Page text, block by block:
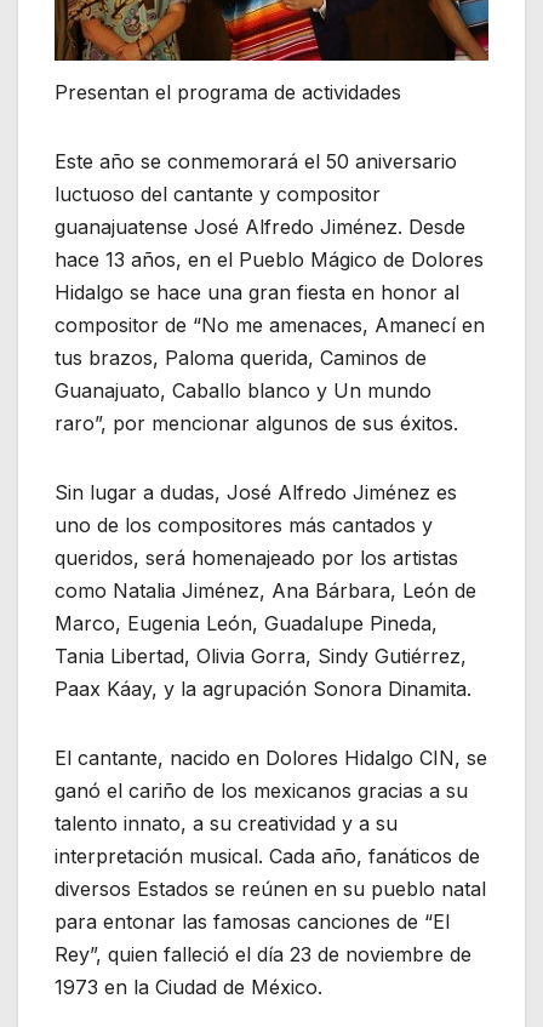
Presentan el programa de actividades
Este año se conmemorará el 50 aniversario
luctuoso del cantante y compositor
guanajuatense José Alfredo Jiménez. Desde
hace 13 años, en el Pueblo Mágico de Dolores
Hidalgo se hace una gran fiesta en honor al
compositor de “No me amenaces, Amanecí en
tus brazos, Paloma querida, Caminos de
Guanajuato, Caballo blanco y Un mundo
raro”, por mencionar algunos de sus éxitos.
Sin lugar a dudas, José Alfredo Jiménez es
uno de los compositores más cantados y
queridos, será homenajeado por los artistas
como Natalia Jiménez, Ana Bárbara, León de
Marco, Eugenia León, Guadalupe Pineda,
Tania Libertad, Olivia Gorra, Sindy Gutiérrez,
Paax Káay, y la agrupación Sonora Dinamita.
El cantante, nacido en Dolores Hidalgo CIN, se
ganó el cariño de los mexicanos gracias a su
talento innato, a su creatividad y a su
interpretación musical. Cada año, fanáticos de
diversos Estados se reúnen en su pueblo natal
para entonar las famosas canciones de “El
Rey”, quien falleció el día 23 de noviembre de
1973 en la Ciudad de México.